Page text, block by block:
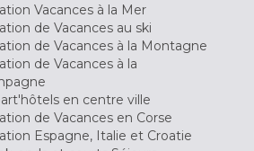
Vacances à la Mer
de Vacances au ski
de Vacances à la Montagne
de Vacances à la
en centre ville
de Vacances en Corse
Espagne, Italie et Croatie